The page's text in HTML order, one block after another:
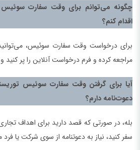
چگونه می‌توانم برای وقت سفارت سوئیس
اقدام کنم؟
برای درخواست وقت سفارت سوئیس،
مراجعه کرده و فرم درخواست آنلاین را پر کنید و
آیا برای گرفتن وقت سفارت سوئیس
دعوت‌نامه دارم؟
بله، در صورتی که قصد دارید برای اهداف
سفر کنید، نیاز به دعوتنامه از سوی شرکت یا